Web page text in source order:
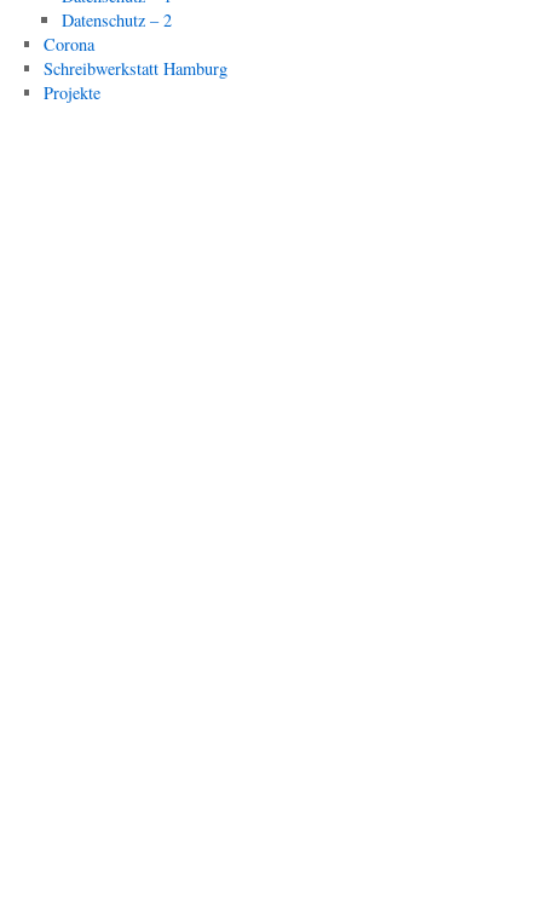
Datenschutz – 2
Corona
Schreibwerkstatt Hamburg
Projekte